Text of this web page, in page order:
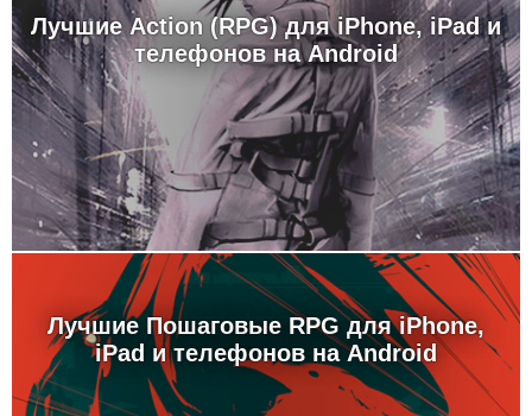
Лучшие Action (RPG) для iPhone, iPad и
телефонов на Android
Лучшие Пошаговые RPG для iPhone,
iPad и телефонов на Android